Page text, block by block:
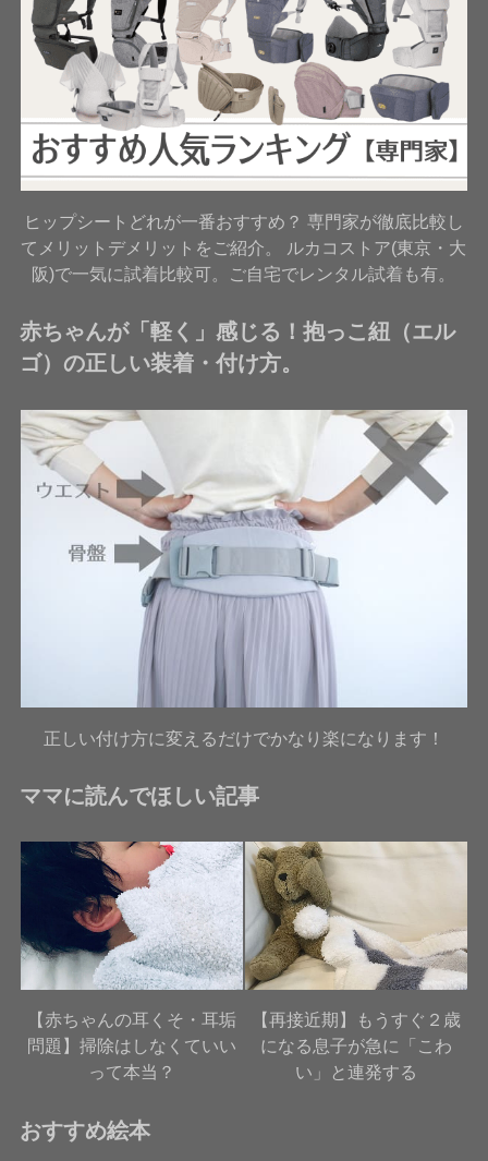
ヒップシートどれが一番おすすめ？ 専門家が徹底比較し
てメリットデメリットをご紹介。 ルカコストア(東京・大
阪)で一気に試着比較可。ご自宅でレンタル試着も有。
赤ちゃんが「軽く」感じる！抱っこ紐（エル
ゴ）の正しい装着・付け方。
正しい付け方に変えるだけでかなり楽になります！
ママに読んでほしい記事
【赤ちゃんの耳くそ・耳垢
問題】掃除はしなくていい
って本当？
【再接近期】もうすぐ２歳
になる息子が急に「こわ
い」と連発する
おすすめ絵本